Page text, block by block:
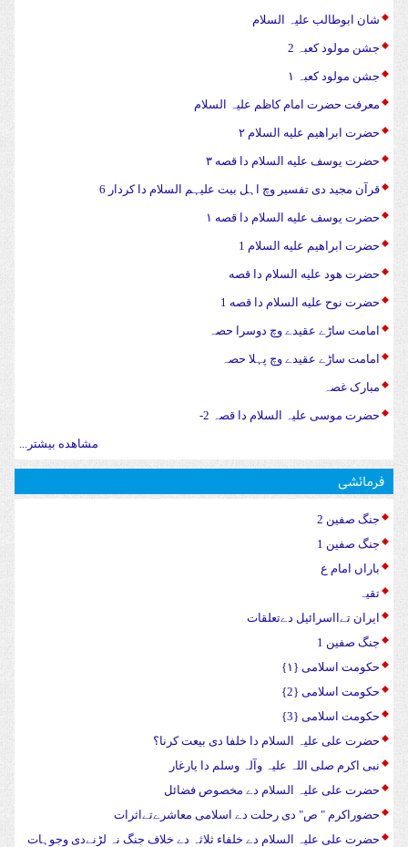
شان ابوطالب علیہ السلام
جشن مولود کعبہ 2
جشن مولود کعبہ ۱
معرفت حضرت امام کاظم علیہ السلام
حضرت ابراهیم علیه السلام ۲
حضرت يوسف علیه السلام دا قصه ۳
قرآن مجید دی تفسیر وچ اہل بیت علیہم السلام دا کردار 6
حضرت يوسف علیه السلام دا قصه ۱
حضرت ابراهیم علیه السلام 1
حضرت هود علیه السلام دا قصه
حضرت نوح علیه السلام دا قصه 1
امامت ساڑے عقیدے وچ دوسرا حصہ
امامت ساڑے عقیدے وچ پہلا حصہ
مبارک غصہ
حضرت موسی علیہ السلام دا قصہ 2-
مشاهده بیشتر...
فرمائشی
جنگ صفین 2
جنگ صفین 1
باراں امام ع
تقیہ
ایران تےااسرائیل دےتعلقات
جنگ صفین 1
حکومت اسلامی {۱}
حکومت اسلامی {2}
حکومت اسلامی {3}
حضرت علی علیہ السلام دا خلفا دی بیعت کرنا؟
نبی اکرم صلی اللہ علیہ وآلہ وسلم دا یارغار
حضرت علی علیہ السلام دے مخصوص فضائل
حضوراکرم " ص" دی رحلت دے اسلامی معاشرےتےاثرات
حضرت علی علیہ السلام دے خلفاء ثلاثہ دے خلاف جنگ نہ لڑنےدی وجوہات